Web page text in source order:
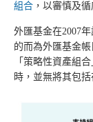
組合 ，以審慎及
外匯基金在2007
的而為外匯基金
「策略性資產組
時，並無將其包括